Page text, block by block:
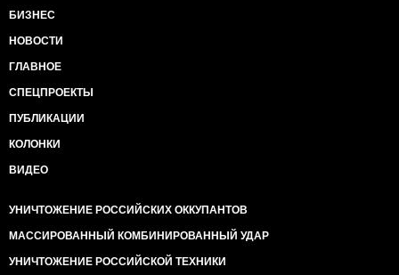
БИЗНЕС
НОВОСТИ
ГЛАВНОЕ
СПЕЦПРОЕКТЫ
ПУБЛИКАЦИИ
КОЛОНКИ
ВИДЕО
УНИЧТОЖЕНИЕ РОССИЙСКИХ ОККУПАНТОВ
МАССИРОВАННЫЙ КОМБИНИРОВАННЫЙ УДАР
УНИЧТОЖЕНИЕ РОССИЙСКОЙ ТЕХНИКИ